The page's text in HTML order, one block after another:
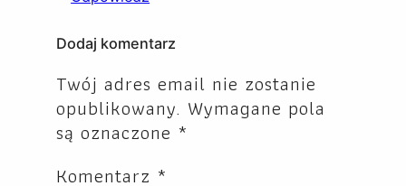
Dodaj komentarz
Twój adres email nie zostanie
opublikowany. Wymagane pola
są oznaczone *
Komentarz *